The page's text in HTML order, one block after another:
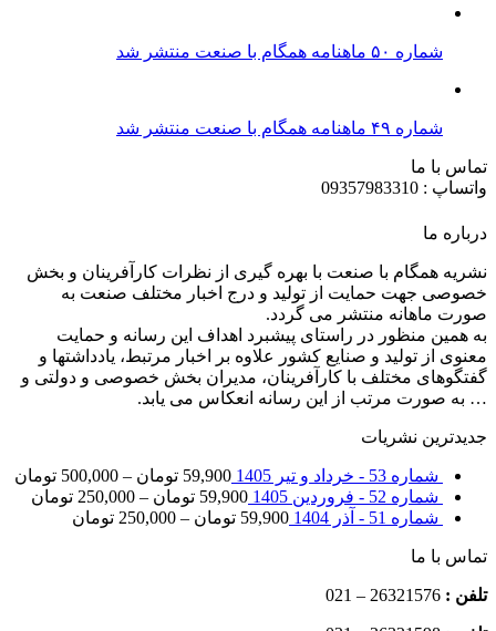
شماره ۵۰ ماهنامه همگام با صنعت منتشر شد
شماره ۴۹ ماهنامه همگام با صنعت منتشر شد
تماس با ما
واتساپ : 09357983310
درباره ما
نشریه همگام با صنعت با بهره گیری از نظرات کارآفرینان و بخش
خصوصی جهت حمایت از تولید و درج اخبار مختلف صنعت به
صورت ماهانه منتشر می گردد.
به همین منظور در راستای پیشبرد اهداف این رسانه و حمایت
معنوی از تولید و صنایع کشور علاوه بر اخبار مرتبط، یادداشتها و
گفتگوهای مختلف با کارآفرینان، مدیران بخش خصوصی و دولتی و
… به صورت مرتب از این رسانه انعکاس می یابد.
جدیدترین نشریات
شماره 53 - خرداد و تیر 1405 59,900 تومان –
500,000 تومان
شماره 52 - فروردین 1405
59,900 تومان –
250,000 تومان
شماره 51 - آذر 1404
59,900 تومان –
250,000 تومان
تماس با ما
تلفن : 26321576 – 021